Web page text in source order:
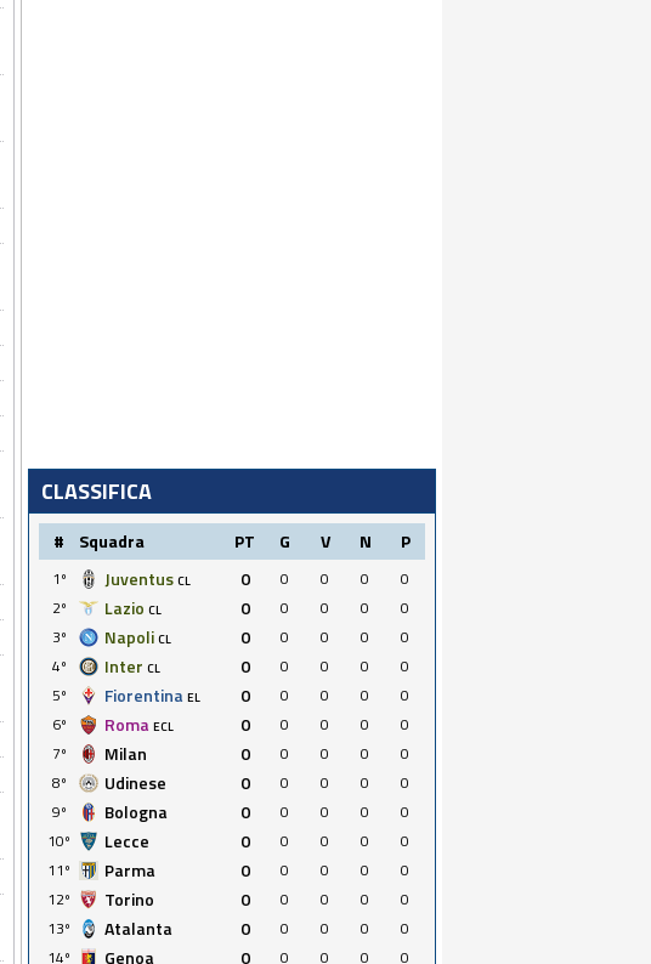
CLASSIFICA
# Squadra PT G V N P
1º Juventus CL 0 0 0 0
0
2º
Lazio CL 0 0 0 0
0
3º
Napoli CL 0 0 0 0
0
4º
Inter CL 0 0 0 0
0
5º
Fiorentina EL 0 0 0 0
0
6º
Roma ECL 0 0 0 0
0
7º
Milan 0 0 0 0
0
8º
Udinese 0 0 0 0
0
9º
Bologna 0 0 0 0
0
10º
Lecce 0 0 0 0
0
11º
Parma 0 0 0 0
0
12º
Torino 0 0 0 0
0
13º
Atalanta 0 0 0 0
0
14º
Genoa 0 0 0 0 0